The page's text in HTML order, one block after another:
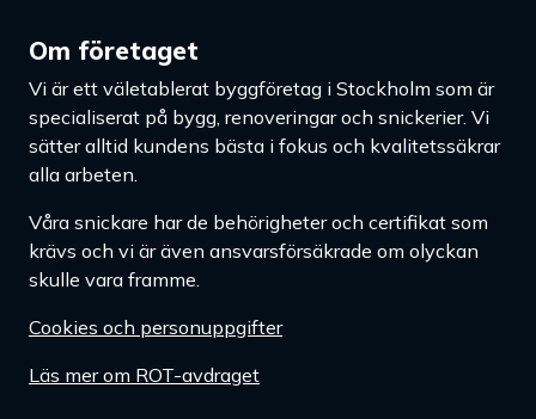
Om företaget
Vi är ett väletablerat byggföretag i Stockholm som är
specialiserat på bygg, renoveringar och snickerier. Vi
sätter alltid kundens bästa i fokus och kvalitetssäkrar
alla arbeten.
Våra snickare har de behörigheter och certifikat som
krävs och vi är även ansvarsförsäkrade om olyckan
skulle vara framme.
Cookies och personuppgifter
Läs mer om ROT-avdraget